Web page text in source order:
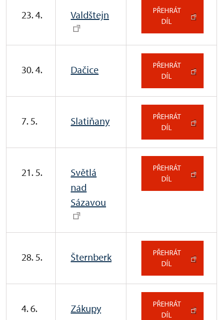
23. 4. Valdštejn
PŘEHRÁT
DÍL
30. 4. Dačice
PŘEHRÁT
DÍL
7. 5. Slatiňany
PŘEHRÁT
DÍL
21. 5.
Světlá
nad
Sázavou
PŘEHRÁT
DÍL
28. 5. Šternberk
PŘEHRÁT
DÍL
4. 6. Zákupy
PŘEHRÁT
DÍL